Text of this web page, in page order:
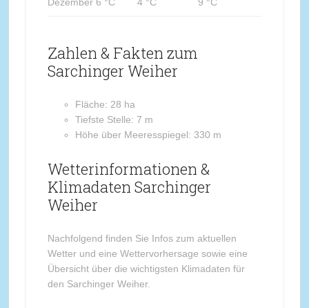
Zahlen & Fakten zum
Sarchinger Weiher
Fläche: 28 ha
Tiefste Stelle: 7 m
Höhe über Meeresspiegel: 330 m
Wetterinformationen &
Klimadaten Sarchinger
Weiher
Nachfolgend finden Sie Infos zum aktuellen
Wetter und eine Wettervorhersage sowie eine
Übersicht über die wichtigsten Klimadaten für
den Sarchinger Weiher.